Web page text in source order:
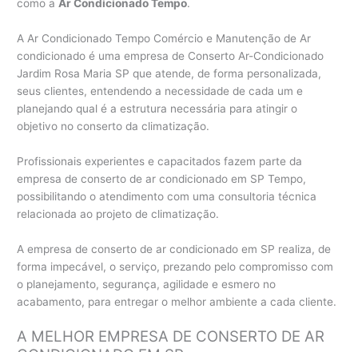
como a Ar Condicionado Tempo.
A Ar Condicionado Tempo Comércio e Manutenção de Ar
condicionado é uma empresa de Conserto Ar-Condicionado
Jardim Rosa Maria SP que atende, de forma personalizada,
seus clientes, entendendo a necessidade de cada um e
planejando qual é a estrutura necessária para atingir o
objetivo no conserto da climatização.
Profissionais experientes e capacitados fazem parte da
empresa de conserto de ar condicionado em SP Tempo,
possibilitando o atendimento com uma consultoria técnica
relacionada ao projeto de climatização.
A empresa de conserto de ar condicionado em SP realiza, de
forma impecável, o serviço, prezando pelo compromisso com
o planejamento, segurança, agilidade e esmero no
acabamento, para entregar o melhor ambiente a cada cliente.
A MELHOR EMPRESA DE CONSERTO DE AR